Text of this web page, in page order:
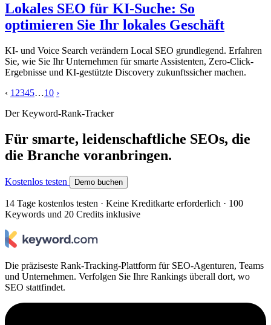
Lokales SEO für KI-Suche: So
optimieren Sie Ihr lokales Geschäft
KI- und Voice Search verändern Local SEO grundlegend. Erfahren
Sie, wie Sie Ihr Unternehmen für smarte Assistenten, Zero-Click-
Ergebnisse und KI-gestützte Discovery zukunftssicher machen.
‹ 1 2345…10 ›
Der Keyword-Rank-Tracker
Für smarte, leidenschaftliche SEOs, die
die Branche voranbringen.
Kostenlos testen Demo buchen
14 Tage kostenlos testen · Keine Kreditkarte erforderlich · 100
Keywords und 20 Credits inklusive
Die präziseste Rank-Tracking-Plattform für SEO-Agenturen, Teams
und Unternehmen. Verfolgen Sie Ihre Rankings überall dort, wo
SEO stattfindet.